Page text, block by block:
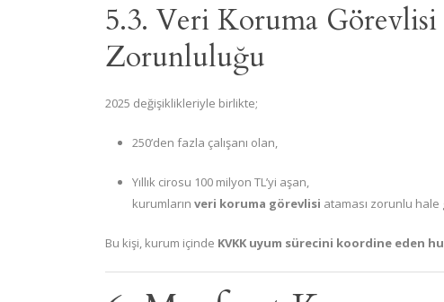
5.3. Veri Koruma
Zorunluluğu
2025 değişiklikleriyle birlikte;
250’den fazla çalışanı olan,
Yıllık cirosu 100 milyon TL’yi aşan,
kurumların veri koruma görevlisi ataması zorunlu hale
Bu kişi, kurum içinde KVKK uyum sürecini koordine eden